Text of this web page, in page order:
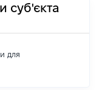
суб'єкта
для